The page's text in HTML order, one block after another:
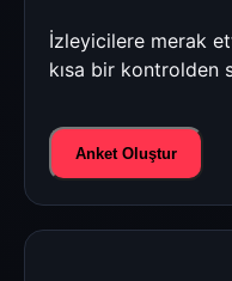
İzleyicilere merak
kısa bir kontrolden
Anket Oluştur